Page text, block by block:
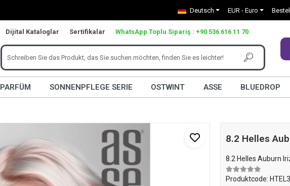
Deutsch EUR - Euro
Dijital Kataloglar Sertifikalar WhatsApp Toplu Sipariş : +90 536 616 11 70
PARFÜM SONNENPFLEGE SERIE OSTWINT ASSE BLUEDROP
8.2 Helles
8.2 Helles Auburn
Produktcode: